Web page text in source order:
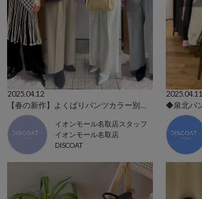
2025.04.12
イオンモール名取店スタッフ
イオンモール名取店
DISCOAT
2025.04.11